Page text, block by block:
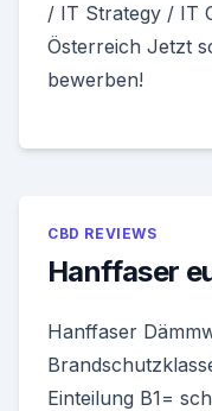
/ IT Strategy / IT
Österreich Jetzt
bewerben!
CBD REVIEWS
Hanffaser
Hanffaser
Einteilung B1=